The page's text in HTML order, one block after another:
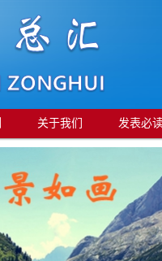
关于我们 发表必